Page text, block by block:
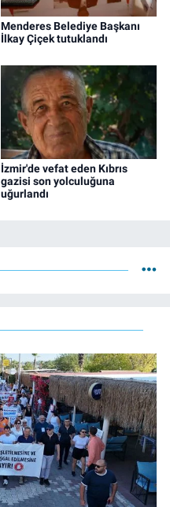
Menderes Belediye Başkanı
İlkay Çiçek tutuklandı
İzmir'de vefat eden Kıbrıs
gazisi son yolculuğuna
uğurlandı